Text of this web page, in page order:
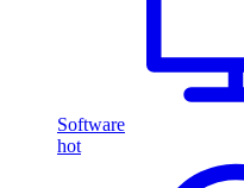
Software
hot